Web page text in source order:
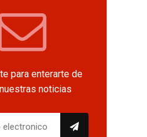
para enterarte de
noticias